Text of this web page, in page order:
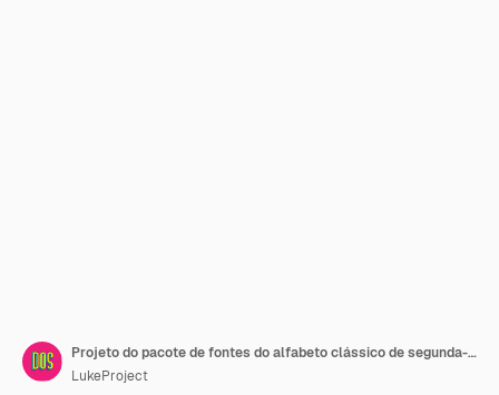
Projeto do pacote de fontes do alfabeto clássico de segunda-feira letras maiúsculas
LukeProject